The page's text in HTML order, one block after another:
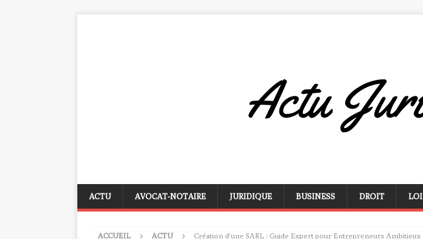
ACTU AVOCAT-NOTAIRE JURIDIQUE BUSINESS DROIT LOI
ACCUEIL ACTU Création d’une SARL : Guide Expert pour Entrepreneurs Ambitieux